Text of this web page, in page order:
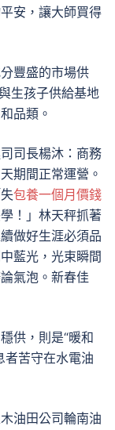
安，讓大師買得
豐盛的市場供
生孩子供給基地
品類。
司長楊沐：商務
期間正常運營。
包養一個月價錢
！」林天秤抓著
做好生涯必須品
藍光，光束瞬間
氣泡。新春佳
供，則是“暖和
者苦守在水電油
油田公司輪南油